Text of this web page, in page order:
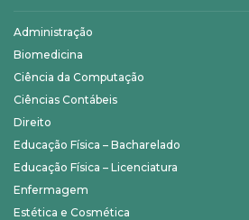
Administração
Biomedicina
Ciência da Computação
Ciências Contábeis
Direito
Educação Física – Bacharelado
Educação Física – Licenciatura
Enfermagem
Estética e Cosmética